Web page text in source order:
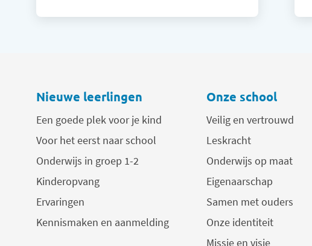
Nieuwe leerlingen
Een goede plek voor je kind
Voor het eerst naar school
Onderwijs in groep 1-2
Kinderopvang
Ervaringen
Kennismaken en aanmelding
Onze school
Veilig en vertrouwd
Leskracht
Onderwijs op maat
Eigenaarschap
Samen met ouders
Onze identiteit
Missie en visie